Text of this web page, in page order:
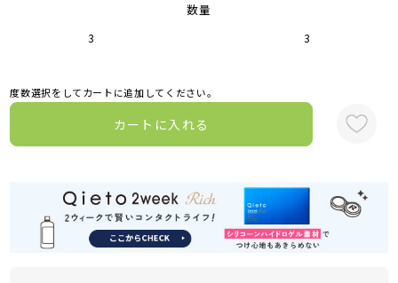
数量
3 3
度数選択をしてカートに追加してください。
カートに入れる